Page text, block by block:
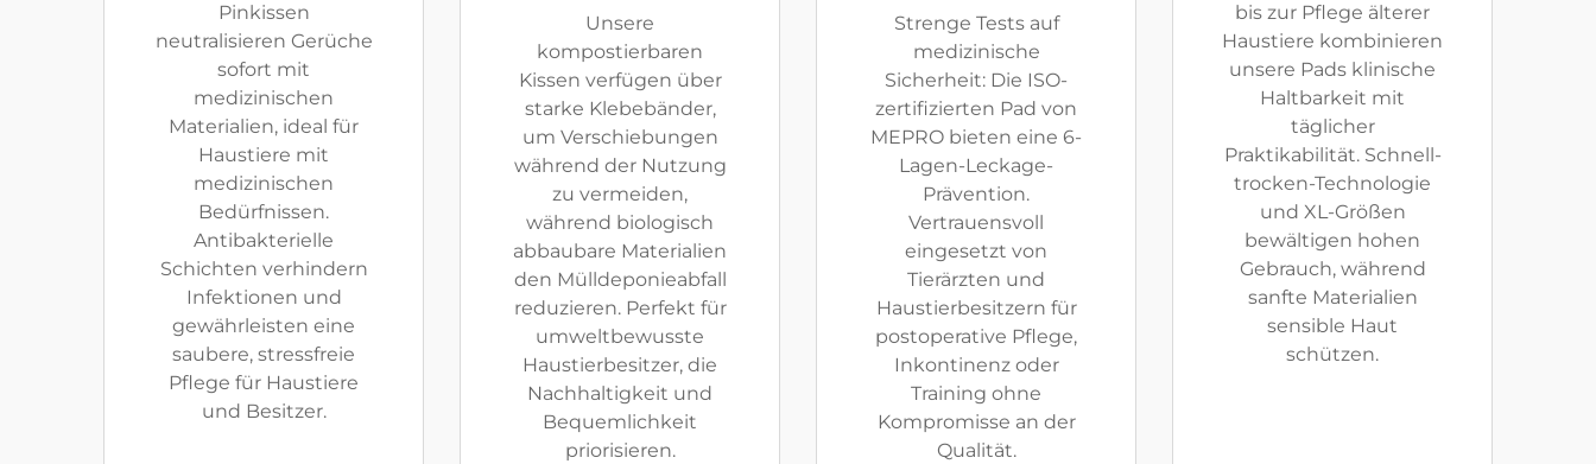
Pinkissen
neutralisieren Gerüche
sofort mit
medizinischen
Materialien, ideal für
Haustiere mit
medizinischen
Bedürfnissen.
Antibakterielle
Schichten verhindern
Infektionen und
gewährleisten eine
saubere, stressfreie
Pflege für Haustiere
und Besitzer.
Unsere
kompostierbaren
Kissen verfügen über
starke Klebebänder,
um Verschiebungen
während der Nutzung
zu vermeiden,
während biologisch
abbaubare Materialien
den Mülldeponieabfall
reduzieren. Perfekt für
umweltbewusste
Haustierbesitzer, die
Nachhaltigkeit und
Bequemlichkeit
priorisieren.
Strenge Tests auf
medizinische
Sicherheit: Die ISO-
zertifizierten Pad von
MEPRO bieten eine 6-
Lagen-Leckage-
Prävention.
Vertrauensvoll
eingesetzt von
Tierärzten und
Haustierbesitzern für
postoperative Pflege,
Inkontinenz oder
Training ohne
Kompromisse an der
Qualität.
bis zur Pflege älterer
Haustiere kombinieren
unsere Pads klinische
Haltbarkeit mit
täglicher
Praktikabilität. Schnell-
trocken-Technologie
und XL-Größen
bewältigen hohen
Gebrauch, während
sanfte Materialien
sensible Haut
schützen.